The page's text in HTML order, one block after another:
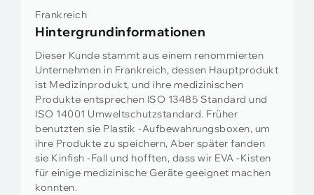
Frankreich
Hintergrundinformationen
Dieser Kunde stammt aus einem renommierten
Unternehmen in Frankreich, dessen Hauptprodukt
ist Medizinprodukt, und ihre medizinischen
Produkte entsprechen ISO 13485 Standard und
ISO 14001 Umweltschutzstandard. Früher
benutzten sie Plastik -Aufbewahrungsboxen, um
ihre Produkte zu speichern, Aber später fanden
sie Kinfish -Fall und hofften, dass wir EVA -Kisten
für einige medizinische Geräte geeignet machen
konnten.